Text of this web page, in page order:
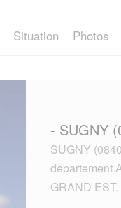
Situation Photos
- SUGNY
SUGNY
departement
GRAND EST.